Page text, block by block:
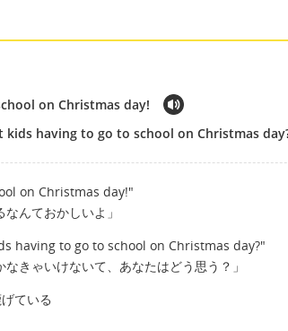
on Christmas day!
having to go to school on Christmas
on Christmas day!"
んておかしいよ」
having to go to school on Christmas day?"
なきゃいけないて、あなたはどう思う？」
ている